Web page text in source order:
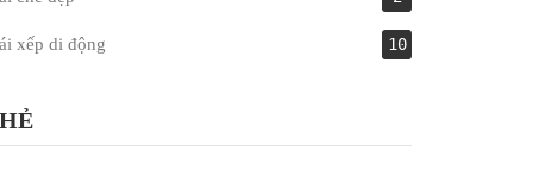
xếp di động 10